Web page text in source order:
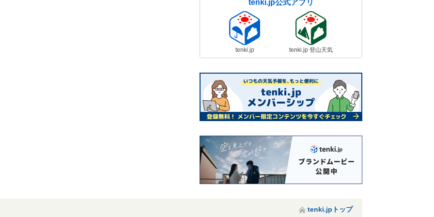
tenki.jp公式アプリ
tenki.jp tenki.jp 登山天気
tenki.jpトップ